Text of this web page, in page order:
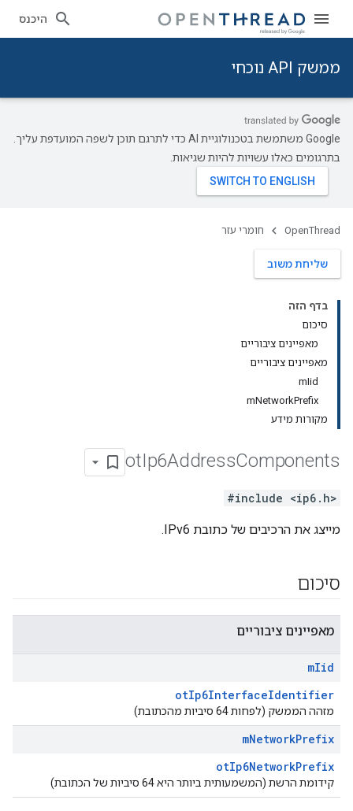
היכנס
ממשק API נוכחי
‫Google משתמשת בטכנולוגיית AI כדי לתרגם תוכן לשפה המועדפת עליך.
בתרגומים כאלו עשויות להיות שגיאות.
OpenThread חומרי עזר
שליחת משוב
בדף הזה
סיכום
מאפיינים ציבוריים
מאפיינים ציבוריים
mIid
mNetworkPrefix
מקורות מידע
otIp6AddressComponents
#include <ip6.h>
מייצג את הרכיבים של כתובת IPv6.
סיכום
מאפיינים ציבוריים
mIid
otIp6InterfaceIdentifier
מזהה הממשק (לפחות 64 סיביות מהכתובת)
mNetworkPrefix
otIp6NetworkPrefix
קידומת הרשת (המשמעותית ביותר היא 64 סיביות של הכתובת)